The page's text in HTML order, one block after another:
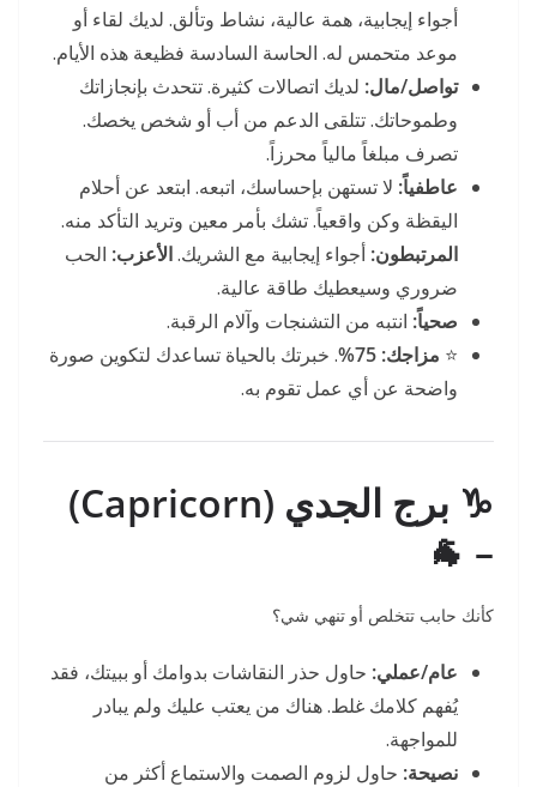
أجواء إيجابية، همة عالية، نشاط وتألق. لديك لقاء أو
موعد متحمس له. الحاسة السادسة فظيعة هذه الأيام.
تواصل/مال: لديك اتصالات كثيرة. تتحدث بإنجازاتك
وطموحاتك. تتلقى الدعم من أب أو شخص يخصك.
تصرف مبلغاً مالياً محرزاً.
عاطفياً: لا تستهن بإحساسك، اتبعه. ابتعد عن أحلام
اليقظة وكن واقعياً. تشك بأمر معين وتريد التأكد منه.
المرتبطون: أجواء إيجابية مع الشريك.الأعزب: الحب
ضروري وسيعطيك طاقة عالية.
صحياً: انتبه من التشنجات وآلام الرقبة.
⭐ مزاجك: 75%
. خبرتك بالحياة تساعدك لتكوين صورة
واضحة عن أي عمل تقوم به.
♑ برج الجدي (Capricorn)
– 🐐
كأنك حابب تتخلص أو تنهي شي؟
عام/عملي: حاول حذر النقاشات بدوامك أو ببيتك، فقد
يُفهم كلامك غلط. هناك من يعتب عليك ولم يبادر
للمواجهة.
نصيحة: حاول لزوم الصمت والاستماع أكثر من